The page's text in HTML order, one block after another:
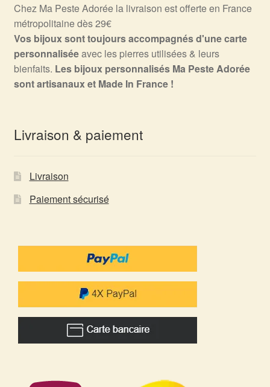
Chez Ma Peste Adorée la livraison est offerte en France
métropolitaine dès 29€
Vos bijoux sont toujours accompagnés d'une carte
personnaliséeavec les pierres utilisées & leurs
bienfaits. Les bijoux personnalisés Ma Peste Adorée
sont artisanaux et Made In France !
Livraison & paiement
Livraison
Paiement sécurisé